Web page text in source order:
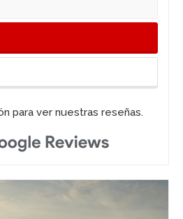
para ver nuestras reseñas.